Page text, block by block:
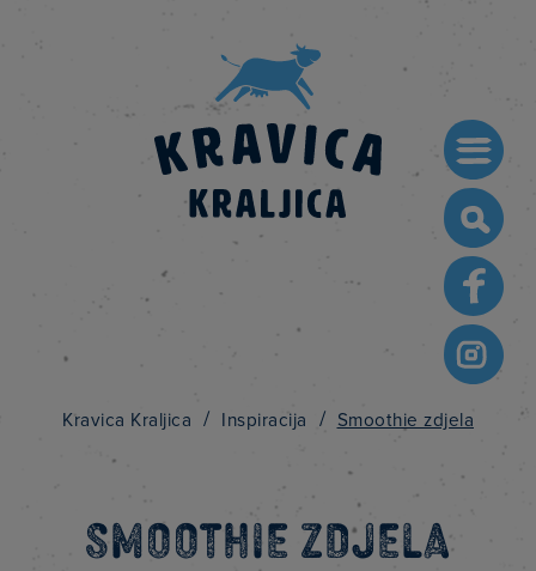
for:
Kravica Kraljica / Inspiracija / Smoothie zdjela
Smoothie zdjela